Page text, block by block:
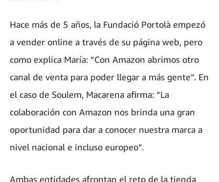
Hace más de 5 años, la Fundació Portolà empezó
a vender online a través de su página web, pero
como explica María: “Con Amazon abrimos otro
canal de venta para poder llegar a más gente”. En
el caso de Soulem, Macarena afirma: “La
colaboración con Amazon nos brinda una gran
oportunidad para dar a conocer nuestra marca a
nivel nacional e incluso europeo”.
Ambas entidades afrontan el reto de la tienda